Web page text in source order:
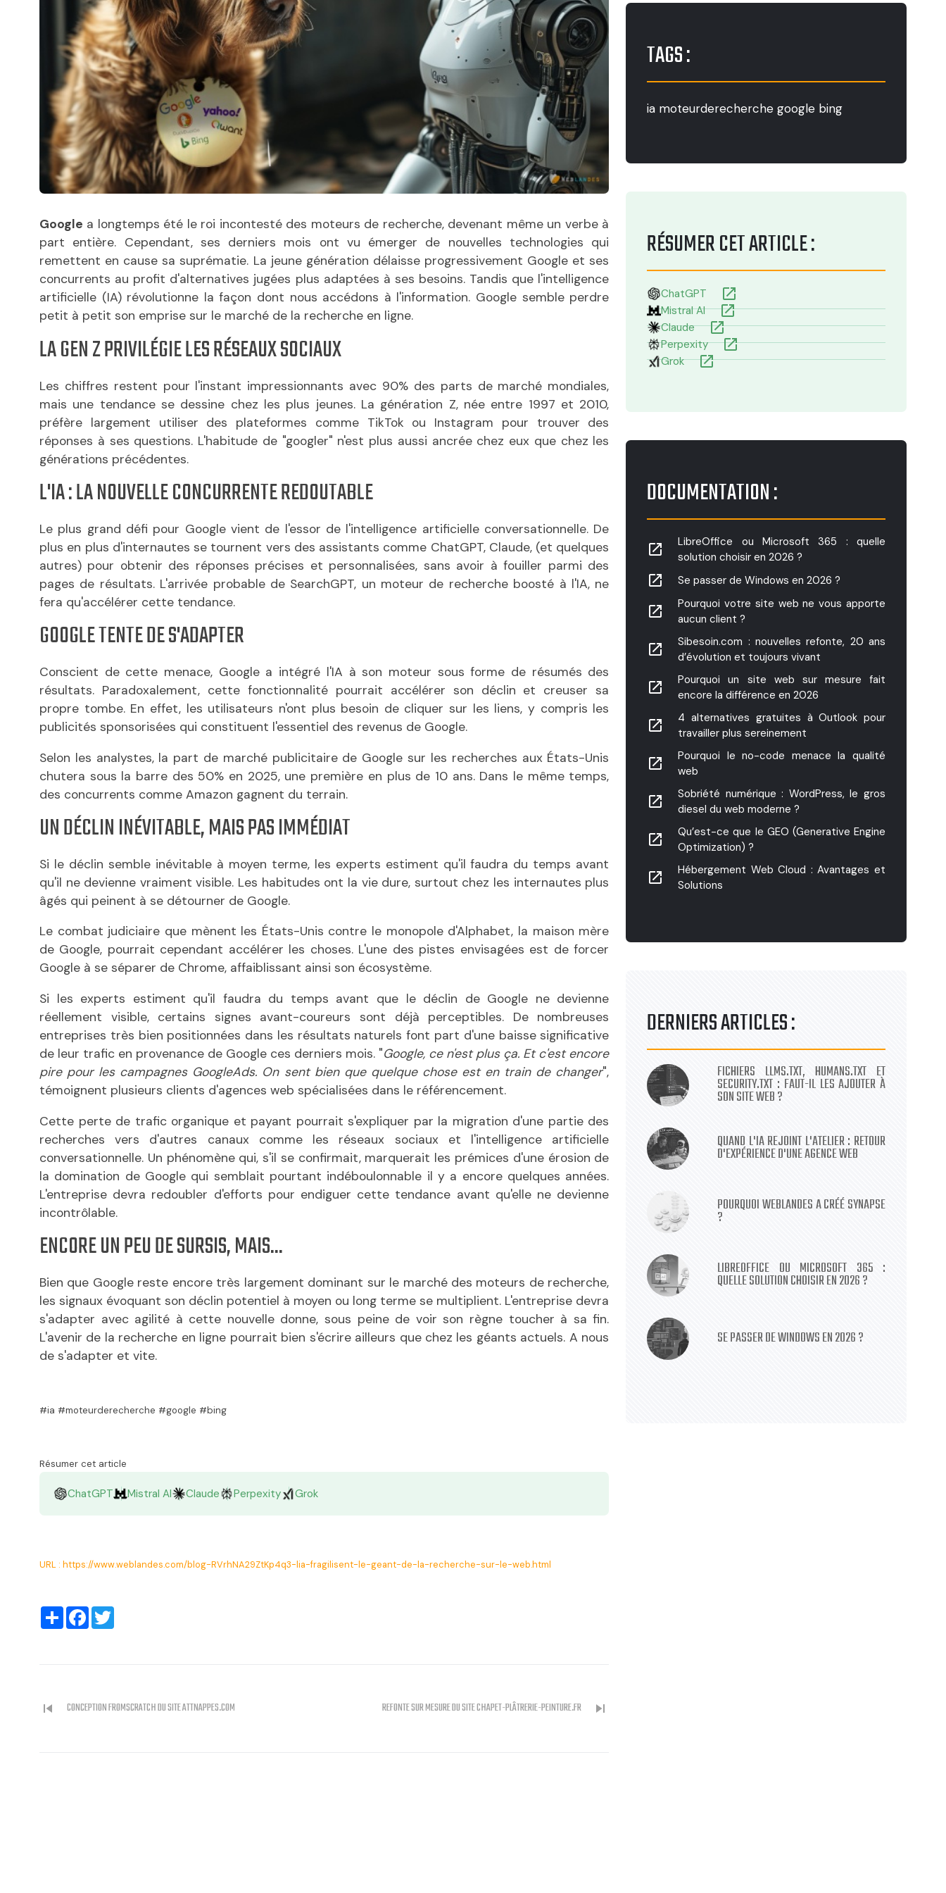
Google a longtemps été le roi incontesté des moteurs de recherche, devenant même un verbe à
part entière. Cependant, ses derniers mois ont vu émerger de nouvelles technologies qui
remettent en cause sa suprématie. La jeune génération délaisse progressivement Google et ses
concurrents au profit d'alternatives jugées plus adaptées à ses besoins. Tandis que l'intelligence
artificielle (IA) révolutionne la façon dont nous accédons à l'information. Google semble perdre
petit à petit son emprise sur le marché de la recherche en ligne.
LA GEN Z PRIVILÉGIE LES RÉSEAUX SOCIAUX
Les chiffres restent pour l'instant impressionnants avec 90% des parts de marché mondiales,
mais une tendance se dessine chez les plus jeunes. La génération Z, née entre 1997 et 2010,
préfère largement utiliser des plateformes comme TikTok ou Instagram pour trouver des
réponses à ses questions. L'habitude de "googler" n'est plus aussi ancrée chez eux que chez les
générations précédentes.
L'IA : LA NOUVELLE CONCURRENTE REDOUTABLE
Le plus grand défi pour Google vient de l'essor de l'intelligence artificielle conversationnelle. De
plus en plus d'internautes se tournent vers des assistants comme ChatGPT, Claude, (et quelques
autres) pour obtenir des réponses précises et personnalisées, sans avoir à fouiller parmi des
pages de résultats. L'arrivée probable de SearchGPT, un moteur de recherche boosté à l'IA, ne
fera qu'accélérer cette tendance.
GOOGLE TENTE DE S'ADAPTER
Conscient de cette menace, Google a intégré l'IA à son moteur sous forme de résumés des
résultats. Paradoxalement, cette fonctionnalité pourrait accélérer son déclin et creuser sa
propre tombe. En effet, les utilisateurs n'ont plus besoin de cliquer sur les liens, y compris les
publicités sponsorisées qui constituent l'essentiel des revenus de Google.
Selon les analystes, la part de marché publicitaire de Google sur les recherches aux États-Unis
chutera sous la barre des 50% en 2025, une première en plus de 10 ans. Dans le même temps,
des concurrents comme Amazon gagnent du terrain.
UN DÉCLIN INÉVITABLE, MAIS PAS IMMÉDIAT
Si le déclin semble inévitable à moyen terme, les experts estiment qu'il faudra du temps avant
qu'il ne devienne vraiment visible. Les habitudes ont la vie dure, surtout chez les internautes plus
âgés qui peinent à se détourner de Google.
Le combat judiciaire que mènent les États-Unis contre le monopole d'Alphabet, la maison mère
de Google, pourrait cependant accélérer les choses. L'une des pistes envisagées est de forcer
Google à se séparer de Chrome, affaiblissant ainsi son écosystème.
Si les experts estiment qu'il faudra du temps avant que le déclin de Google ne devienne
réellement visible, certains signes avant-coureurs sont déjà perceptibles. De nombreuses
entreprises très bien positionnées dans les résultats naturels font part d'une baisse significative
de leur trafic en provenance de Google ces derniers mois. "Google, ce n'est plus ça. Et c'est encore
pire pour les campagnes GoogleAds. On sent bien que quelque chose est en train de changer",
témoignent plusieurs clients d'agences web spécialisées dans le référencement.
Cette perte de trafic organique et payant pourrait s'expliquer par la migration d'une partie des
recherches vers d'autres canaux comme les réseaux sociaux et l'intelligence artificielle
conversationnelle. Un phénomène qui, s'il se confirmait, marquerait les prémices d'une érosion de
la domination de Google qui semblait pourtant indéboulonnable il y a encore quelques années.
L'entreprise devra redoubler d'efforts pour endiguer cette tendance avant qu'elle ne devienne
incontrôlable.
ENCORE UN PEU DE SURSIS, MAIS...
Bien que Google reste encore très largement dominant sur le marché des moteurs de recherche,
les signaux évoquant son déclin potentiel à moyen ou long terme se multiplient. L'entreprise devra
s'adapter avec agilité à cette nouvelle donne, sous peine de voir son règne toucher à sa fin.
L'avenir de la recherche en ligne pourrait bien s'écrire ailleurs que chez les géants actuels. A nous
de s'adapter et vite.
#ia #moteurderecherche #google #bing
Résumer cet article
ChatGPT Mistral AI Claude Perpexity Grok
URL : https://www.weblandes.com/blog-RVrhNA29ZtKp4q3-lia-fragilisent-le-geant-de-la-recherche-sur-le-web.html
PartagerFacebook
skip_previous CONCEPTION FROMSCRATCH DU SITE ATTNAPPES.COM REFONTE SUR MESURE DU SITE CHAPET-PLÂTRERIE-PEINTURE.FR skip_next
TAGS :
ia moteurderecherche google bing
RÉSUMER CET ARTICLE :
ChatGPT launch
Mistral AI launch
Claude launch
Perpexity launch
Grok launch
DOCUMENTATION :
launch
LibreOffice ou Microsoft 365 : quelle
solution choisir en 2026 ?
launch Se passer de Windows en 2026 ?
launch
Pourquoi votre site web ne vous apporte
aucun client ?
launch
Sibesoin.com : nouvelles refonte, 20 ans
d’évolution et toujours vivant
launch
Pourquoi un site web sur mesure fait
encore la différence en 2026
launch
4 alternatives gratuites à Outlook pour
travailler plus sereinement
launch
Pourquoi le no-code menace la qualité
web
launch
Sobriété numérique : WordPress, le gros
diesel du web moderne ?
launch
Qu’est-ce que le GEO (Generative Engine
Optimization) ?
launch
Hébergement Web Cloud : Avantages et
Solutions
DERNIERS ARTICLES :
FICHIERS LLMS.TXT, HUMANS.TXT ET
SECURITY.TXT : FAUT-IL LES AJOUTER À
SON SITE WEB ?
QUAND L'IA REJOINT L'ATELIER : RETOUR
D'EXPÉRIENCE D'UNE AGENCE WEB
POURQUOI WEBLANDES A CRÉÉ SYNAPSE
?
LIBREOFFICE OU MICROSOFT 365 :
QUELLE SOLUTION CHOISIR EN 2026 ?
SE PASSER DE WINDOWS EN 2026 ?